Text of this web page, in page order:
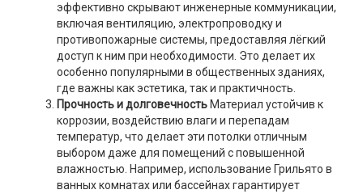
эффективно скрывают инженерные коммуникации,
включая вентиляцию, электропроводку и
противопожарные системы, предоставляя лёгкий
доступ к ним при необходимости. Это делает их
особенно популярными в общественных зданиях,
где важны как эстетика, так и практичность.
Прочность и долговечность Материал устойчив к
коррозии, воздействию влаги и перепадам
температур, что делает эти потолки отличным
выбором даже для помещений с повышенной
влажностью. Например, использование Грильято в
ванных комнатах или бассейнах гарантирует